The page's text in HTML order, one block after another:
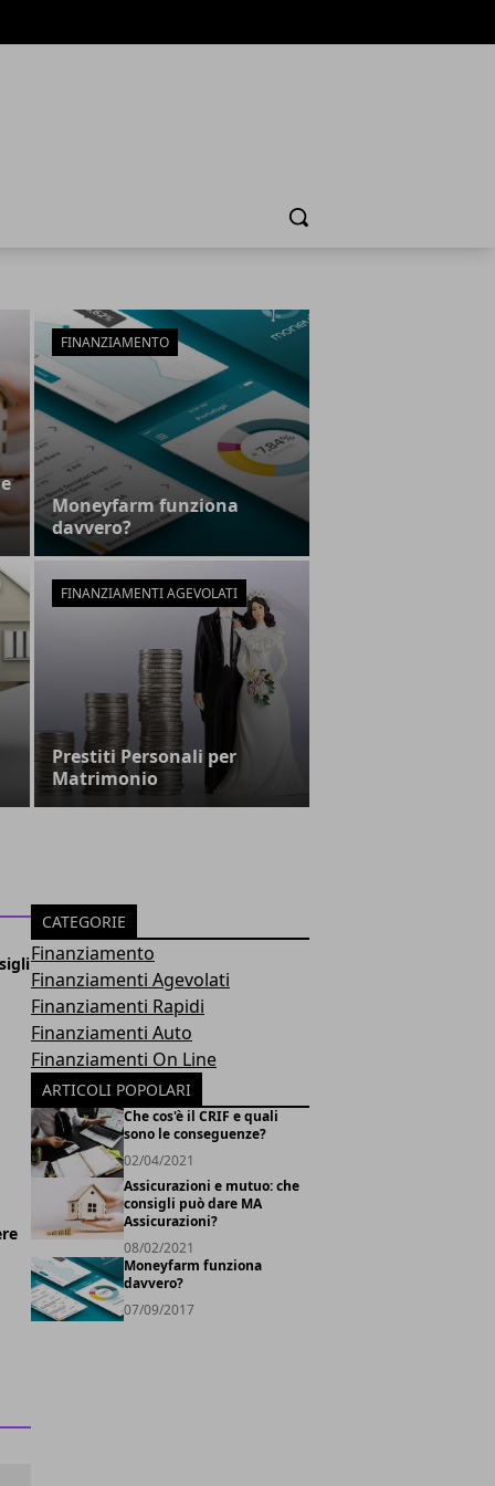
Cerca
FINANZIAMENTO
Moneyfarm funziona
davvero?
FINANZIAMENTI AGEVOLATI
Prestiti Personali per
Matrimonio
CATEGORIE
Finanziamento
Finanziamenti Agevolati
Finanziamenti Rapidi
Finanziamenti Auto
Finanziamenti On Line
ARTICOLI POPOLARI
Che cos'è il CRIF e quali
sono le conseguenze?
02/04/2021
Assicurazioni e mutuo: che
consigli può dare MA
Assicurazioni?
08/02/2021
Moneyfarm funziona
davvero?
07/09/2017